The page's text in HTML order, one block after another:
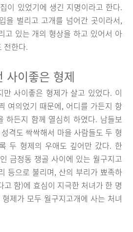
이 있었기에 생긴 지명이라고 한다.
을 벌리고 고개를 넘어간 곳이라서,
고 있는 개의 형상을 하고 있어서 아
전한다.
사이좋은 형제
만 사이좋은 형제가 살고 있었다. 이
여의었기 때문에, 어디를 가든지 항
하든지 함께 열심히 하였다. 남들보
격도 싹싹해서 마을 사람들도 두 형
두 형제의 우애도 깊어만 갔다. 한
금정동 쟁골 사이에 있는 월구지고
등으로 불리며, 산의 부리가 뾰족하
고 함)에 효심이 지극한 처녀가 한 명
제가 모두 월구지고개에 사는 처녀